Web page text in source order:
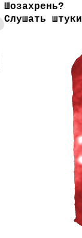
Шозахрень?
Слушать штуки